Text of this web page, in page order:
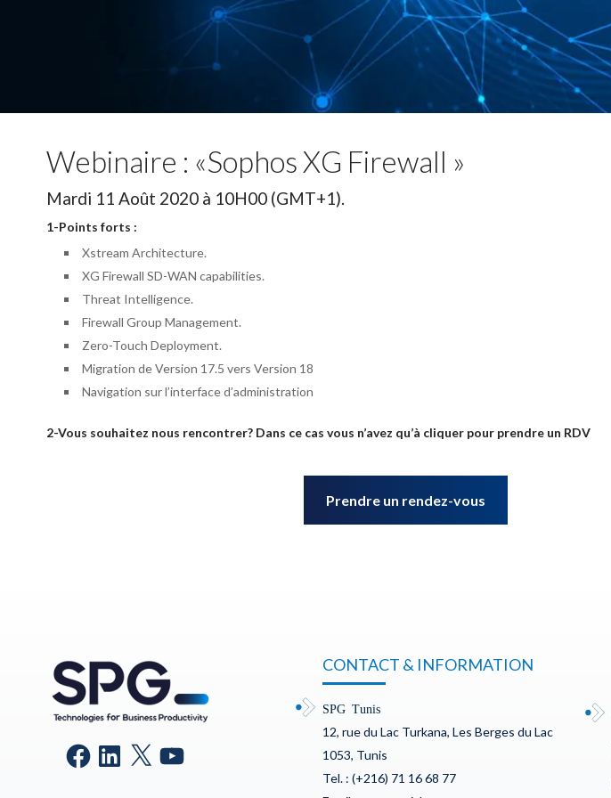
Sophos
Symantec division of Broadcom
Ubika
Webinaire : «Sophos XG Firewall »
Mardi 11 Août 2020 à 10H00 (GMT+1).
1-Points forts :
Xstream Architecture.
XG Firewall SD-WAN capabilities.
Threat Intelligence.
Firewall Group Management.
Zero-Touch Deployment.
Migration de Version 17.5 vers Version 18
Navigation sur l’interface d’administration
2-Vous souhaitez nous rencontrer? Dans ce cas vous n’avez qu’à cliquer pour prendre un RDV
Prendre un rendez-vous
CONTACT & INFORMATION
SPG Tunis
12, rue du Lac Turkana, Les Berges du Lac
1053, Tunis
Tel. : (+216) 71 16 68 77